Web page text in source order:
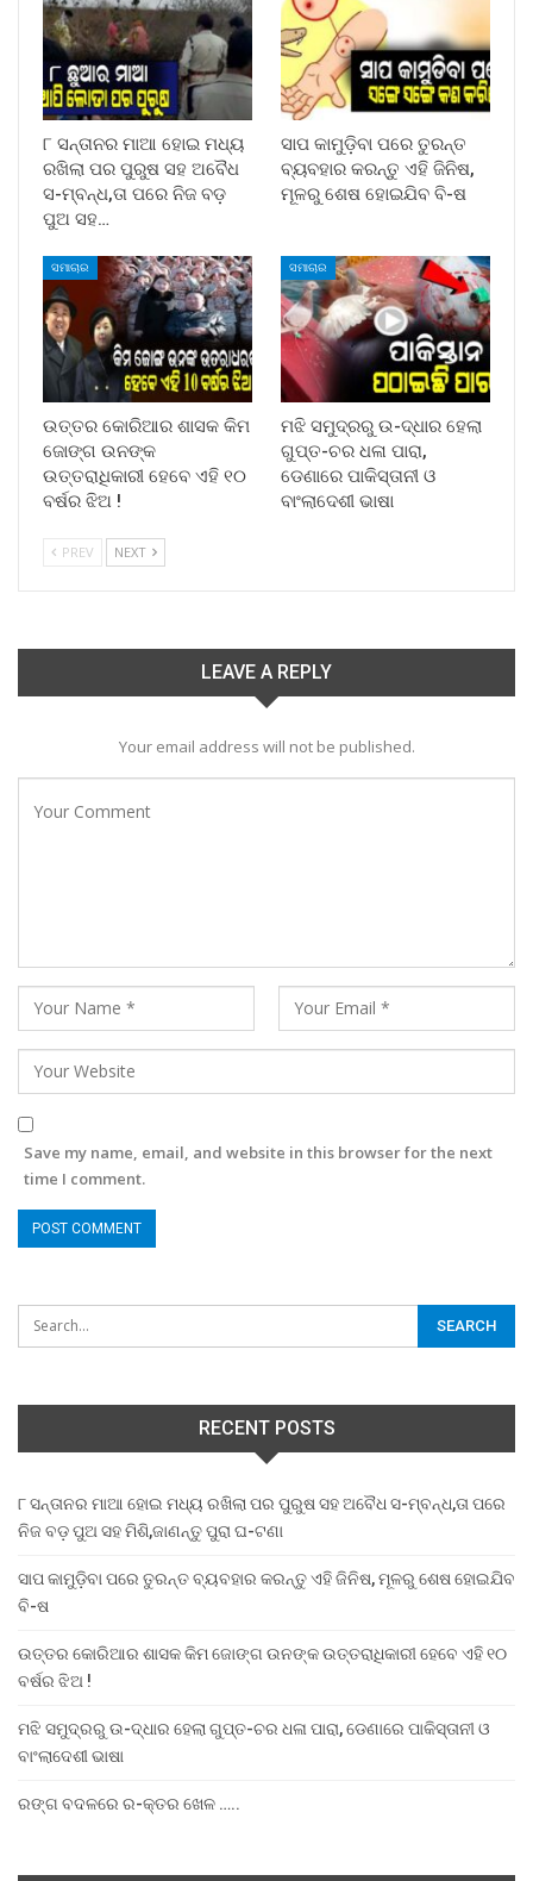
୮ ସନ୍ତାନର ମାଆ ହୋଇ ମଧ୍ୟ
ରଖିଲା ପର ପୁରୁଷ ସହ ଅବୈଧ
ସ-ମ୍ବନ୍ଧ,ତା ପରେ ନିଜ ବଡ଼
ପୁଅ ସହ…
ସାପ କାମୁଡ଼ିବା ପରେ ତୁରନ୍ତ
ବ୍ୟବହାର କରନ୍ତୁ ଏହି ଜିନିଷ,
ମୂଳରୁ ଶେଷ ହୋଇଯିବ ବି-ଷ
ସମାଚାର
ଉତ୍ତର କୋରିଆର ଶାସକ କିମ
ଜୋଙ୍ଗ ଉନଙ୍କ
ଉତ୍ତରାଧିକାରୀ ହେବେ ଏହି ୧୦
ବର୍ଷର ଝିଅ !
ସମାଚାର
ମଝି ସମୁଦ୍ରରୁ ଉ-ଦ୍ଧାର ହେଲା
ଗୁପ୍ତ-ଚର ଧଳା ପାରା,
ଡେଣାରେ ପାକିସ୍ତାନୀ ଓ
ବାଂଲାଦେଶୀ ଭାଷା
PREV NEXT
LEAVE A REPLY
Your email address will not be published.
Save my name, email, and website in this browser for the next
time I comment.
RECENT POSTS
୮ ସନ୍ତାନର ମାଆ ହୋଇ ମଧ୍ୟ ରଖିଲା ପର ପୁରୁଷ ସହ ଅବୈଧ ସ-ମ୍ବନ୍ଧ,ତା ପରେ
ନିଜ ବଡ଼ ପୁଅ ସହ ମିଶି,ଜାଣନ୍ତୁ ପୁରା ଘ-ଟଣା
ସାପ କାମୁଡ଼ିବା ପରେ ତୁରନ୍ତ ବ୍ୟବହାର କରନ୍ତୁ ଏହି ଜିନିଷ, ମୂଳରୁ ଶେଷ ହୋଇଯିବ
ବି-ଷ
ଉତ୍ତର କୋରିଆର ଶାସକ କିମ ଜୋଙ୍ଗ ଉନଙ୍କ ଉତ୍ତରାଧିକାରୀ ହେବେ ଏହି ୧୦
ବର୍ଷର ଝିଅ !
ମଝି ସମୁଦ୍ରରୁ ଉ-ଦ୍ଧାର ହେଲା ଗୁପ୍ତ-ଚର ଧଳା ପାରା, ଡେଣାରେ ପାକିସ୍ତାନୀ ଓ
ବାଂଲାଦେଶୀ ଭାଷା
ରଙ୍ଗ ବଦଳରେ ର-କ୍ତର ଖେଳ …..